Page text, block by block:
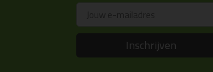
Inschrijven